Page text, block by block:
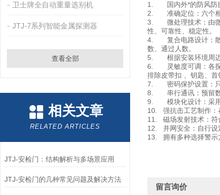
卫士牌全自动重量选别机
JTJ-7系列智能金属探测器
查看全部
相关文章
RELATED ARTICLES
JTJ-安检门：结构解析与多场景应用
JTJ-安检门的几种常见问题及解决方法
1. 国内外*的防风防振
2. 准确定位：六个相
3. 微处理技术：由微
性、可靠性、稳定性。
4. 复合电路设计：散
数、通过人数。
5. 根据安装环境周边
6. 灵敏度可调：各探
排除皮带扣 、钥匙、
7. 密码保护设置：只
8. 串行通讯：预留数
9. 模块化设计：采用
10. 强抗击工艺制作：
11. 磁场发射技术：符
12. 并网安全：自行设
13. 拥有多种选择警示
留言询价